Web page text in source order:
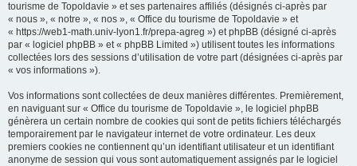
tourisme de Topoldavie » et ses partenaires affiliés (désignés ci-après par
« nous », « notre », « nos », « Office du tourisme de Topoldavie » et
« https://web1-math.univ-lyon1.fr/prepa-agreg ») et phpBB (désigné ci-après
par « logiciel phpBB » et « phpBB Limited ») utilisent toutes les informations
collectées lors des sessions d’utilisation de votre part (désignées ci-après par
« vos informations »).
Vos informations sont collectées de deux manières différentes. Premièrement,
en naviguant sur « Office du tourisme de Topoldavie », le logiciel phpBB
génèrera un certain nombre de cookies qui sont de petits fichiers téléchargés
temporairement par le navigateur internet de votre ordinateur. Les deux
premiers cookies ne contiennent qu’un identifiant utilisateur et un identifiant
anonyme de session qui vous sont automatiquement assignés par le logiciel